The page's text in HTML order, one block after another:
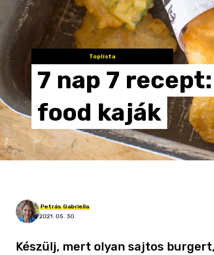
Toplista
7 nap 7 recept:
food kaják
Petrás Gabriella
2021. 05. 30.
Készülj, mert olyan sajtos